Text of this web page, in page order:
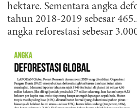
hektare. Sementara angka
tahun 2018-2019 sebesar
angka reforestasi sebesar